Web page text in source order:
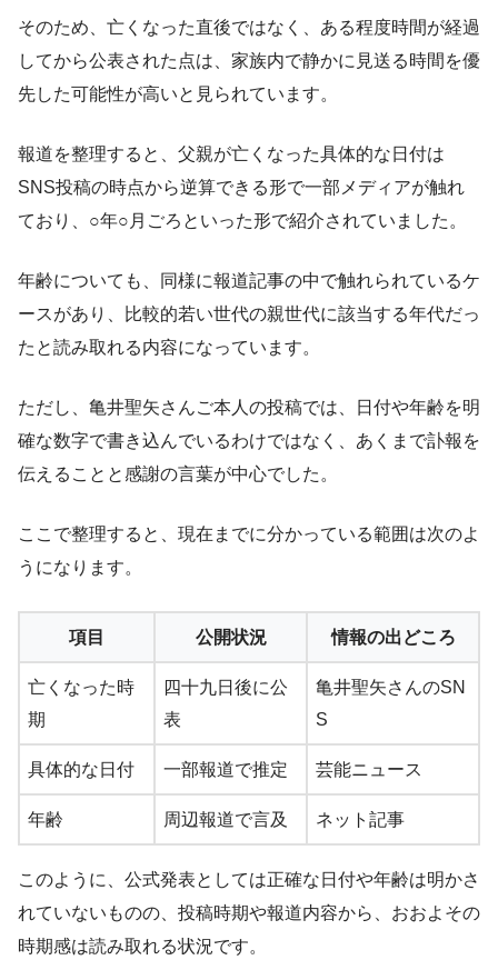
そのため、亡くなった直後ではなく、ある程度時間が経過
してから公表された点は、家族内で静かに見送る時間を優
先した可能性が高いと見られています。
報道を整理すると、父親が亡くなった具体的な日付は
SNS投稿の時点から逆算できる形で一部メディアが触れ
ており、○年○月ごろといった形で紹介されていました。
年齢についても、同様に報道記事の中で触れられているケ
ースがあり、比較的若い世代の親世代に該当する年代だっ
たと読み取れる内容になっています。
ただし、亀井聖矢さんご本人の投稿では、日付や年齢を明
確な数字で書き込んでいるわけではなく、あくまで訃報を
伝えることと感謝の言葉が中心でした。
ここで整理すると、現在までに分かっている範囲は次のよ
うになります。
項目 公開状況 情報の出どころ
亡くなった時
期
四十九日後に公
表
亀井聖矢さんのSN
S
具体的な日付 一部報道で推定 芸能ニュース
年齢 周辺報道で言及 ネット記事
このように、公式発表としては正確な日付や年齢は明かさ
れていないものの、投稿時期や報道内容から、おおよその
時期感は読み取れる状況です。